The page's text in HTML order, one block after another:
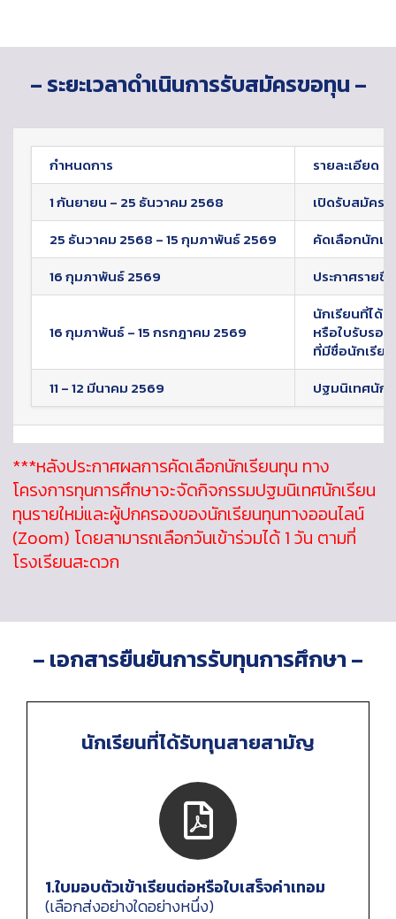
– ระยะเวลาดำเนินการรับสมัครขอทุน –
กำหนดการ
รายละเอียด
1 กันยายน – 25 ธันวาคม 2568
เปิดรับสมัคร
25 ธันวาคม 2568 – 15 กุมภาพันธ์ 2569
คัดเลือกนักเ
16 กุมภาพันธ์ 2569
ประกาศรายชื่
16 กุมภาพันธ์ – 15 กรกฎาคม 2569
นักเรียนที่ได้
หรือใบรับรอ
ที่มีชื่อนักเรีย
11 – 12 มีนาคม 2569
ปฐมนิเทศนัก
***หลังประกาศผลการคัดเลือกนักเรียนทุน ทาง
โครงการทุนการศึกษาจะจัดกิจกรรมปฐมนิเทศนักเรียน
ทุนรายใหม่และผู้ปกครองของนักเรียนทุนทางออนไลน์
(Zoom) โดยสามารถเลือกวันเข้าร่วมได้ 1 วัน ตามที่
โรงเรียนสะดวก
– เอกสารยืนยันการรับทุนการศึกษา –
นักเรียนที่ได้รับทุนสายสามัญ
1.ใบมอบตัวเข้าเรียนต่อหรือใบเสร็จค่าเทอม
(เลือกส่งอย่างใดอย่างหนึ่ง)